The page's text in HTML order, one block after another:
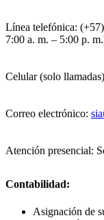
Línea telefónica:
7:00 a. m. – 5:00 p.
Celular (solo
Correo electrónico:
Atención presencial:
Contabilidad:
Asignación de